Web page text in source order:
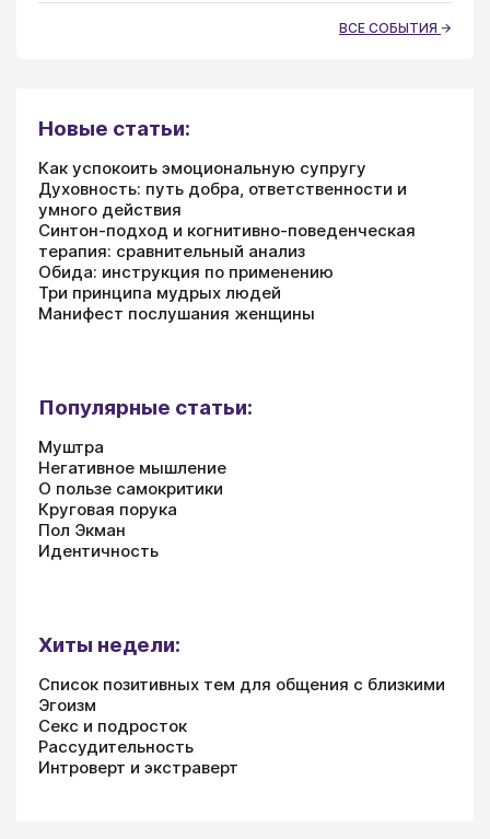
ВСЕ СОБЫТИЯ
Новые статьи:
Как успокоить эмоциональную супругу
Духовность: путь добра, ответственности и
умного действия
Синтон-подход и когнитивно-поведенческая
терапия: сравнительный анализ
Обида: инструкция по применению
Три принципа мудрых людей
Манифест послушания женщины
Популярные статьи:
Муштра
Негативное мышление
О пользе самокритики
Круговая порука
Пол Экман
Идентичность
Хиты недели:
Список позитивных тем для общения с близкими
Эгоизм
Секс и подросток
Рассудительность
Интроверт и экстраверт